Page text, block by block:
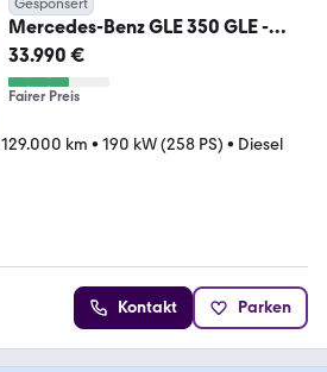
Mercedes-Benz GLE 350 GLE -
Klasse GLE 350 d 4Matic
33.990 €
Fairer Preis
129.000 km • 190 kW (258 PS) • Diesel
Kontakt Parken